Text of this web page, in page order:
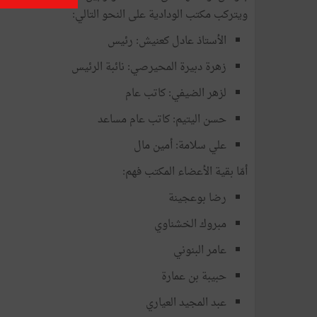
ويتركب مكتب الودادية على النحو التالي:
الأستاذ عادل كعنيش: رئيس
زهرة دبيرة المحيرصي: نائبة الرئيس
لزهر الضيفي: كاتب عام
حسن اليتيم: كاتب عام مساعد
علي سلامة: أمين مال
أمّا بقية الأعضاء المكتب فهم:
رضا بوعجينة
مبروك الخشناوي
عامر البنوني
حبيبة بن عمارة
عبد المجيد العياري